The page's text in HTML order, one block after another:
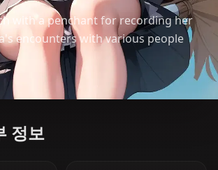
with a penchant for recording her
encounters with various people
her worldview. Her growth from
to a wise traveler is central to
정보